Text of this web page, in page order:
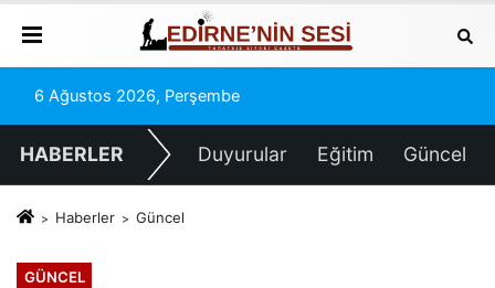
6 Ağustos 2026, Perşembe
HABERLER Duyurular Eğitim Güncel
Haberler Güncel
GÜNCEL